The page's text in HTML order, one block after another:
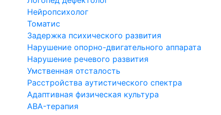
Нейропсихолог
Томатис
Задержка психического развития
Нарушение опорно-двигательного аппарата
Нарушение речевого развития
Умственная отсталость
Расстройства аутистического спектра
Адаптивная физическая культура
ABA-терапия